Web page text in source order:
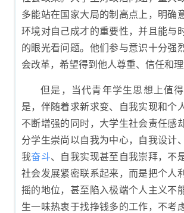
多能站在国家大局的制高点上，明确
环境对自己成才的重要性，并且能与
的眼光看问题。他们参与意识十分强
会改革，希望得到他人尊重、信任和理
但是，当代青年学生思想上值
是，伴随着求新求变、自我实现和个
不断增强的同时，大学生社会责任感
分学生崇尚以自我为中心，自我设计
我奋斗、自我实现甚至自我崇拜，不
社会发展紧密联系起来，而是把个人
摇的地位，甚至陷入极端个人主义不
生一味热衷于找挣钱多的工作，不考